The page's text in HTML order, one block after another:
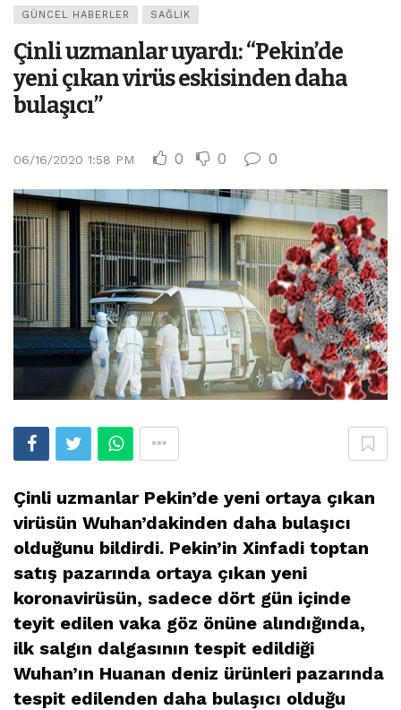
GÜNCEL HABERLER SAĞLIK
Çinli uzmanlar uyardı: “Pekin’de
yeni çıkan virüs eskisinden daha
bulaşıcı”
06/16/2020 1:58 PM 0 0 0
Çinli uzmanlar Pekin’de yeni ortaya çıkan
virüsün Wuhan’dakinden daha bulaşıcı
olduğunu bildirdi. Pekin’in Xinfadi toptan
satış pazarında ortaya çıkan yeni
koronavirüsün, sadece dört gün içinde
teyit edilen vaka göz önüne alındığında,
ilk salgın dalgasının tespit edildiği
Wuhan’ın Huanan deniz ürünleri pazarında
tespit edilenden daha bulaşıcı olduğu